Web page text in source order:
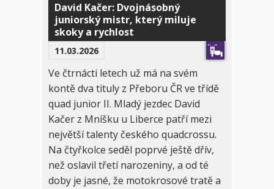
David Kačer: Dvojnásobný
juniorský mistr, který miluje
skoky a rychlost
11.03.2026
Ve čtrnácti letech už má na svém
kontě dva tituly z Přeboru ČR ve třídě
quad junior II. Mladý jezdec David
Kačer z Mníšku u Liberce patří mezi
největší talenty českého quadcrossu.
Na čtyřkolce seděl poprvé ještě dřív,
než oslavil třetí narozeniny, a od té
doby je jasné, že motokrosové tratě a